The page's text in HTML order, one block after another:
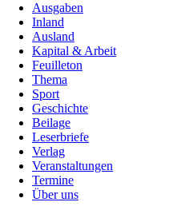
Ausgaben
Inland
Ausland
Kapital & Arbeit
Feuilleton
Thema
Sport
Geschichte
Beilage
Leserbriefe
Verlag
Veranstaltungen
Termine
Über uns